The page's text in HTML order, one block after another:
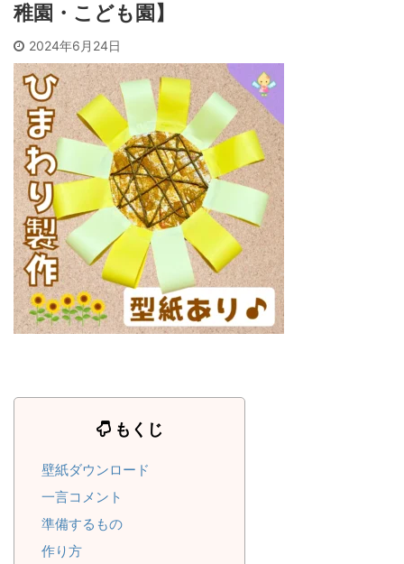
稚園・こども園】
2024年6月24日
もくじ
壁紙ダウンロード
一言コメント
準備するもの
作り方